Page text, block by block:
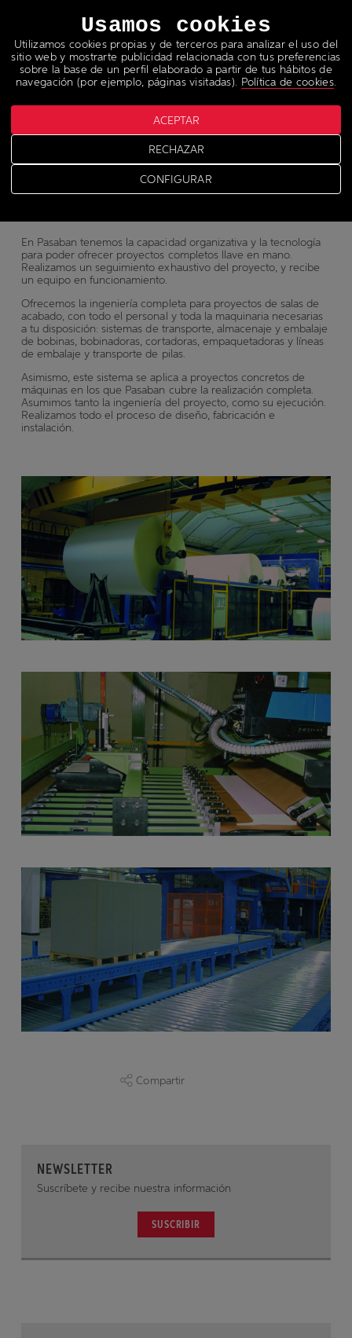
Llave en mano
En Pasaban tenemos la capacidad organizativa y la tecnología
para poder ofrecer proyectos completos llave en mano.
Realizamos un seguimiento exhaustivo del proyecto, y recibe
un equipo en funcionamiento.
Ofrecemos la ingeniería completa para proyectos de salas de
acabado, con todo el personal y toda la maquinaria necesarias
a tu disposición: sistemas de transporte, almacenaje y embalaje
de bobinas, bobinadoras, cortadoras, empaquetadoras y líneas
de embalaje y transporte de pilas.
Asimismo, este sistema se aplica a proyectos concretos de
máquinas en los que Pasaban cubre la realización completa.
Asumimos tanto la ingeniería del proyecto, como su ejecución.
Realizamos todo el proceso de diseño, fabricación e
instalación.
Compartir
NEWSLETTER
Suscríbete y recibe nuestra información
SUSCRIBIR
Usamos cookies
Utilizamos cookies propias y de terceros para analizar el uso del
sitio web y mostrarte publicidad relacionada con tus preferencias
sobre la base de un perfil elaborado a partir de tus hábitos de
navegación (por ejemplo, páginas visitadas). Política de cookies.
CONFIGURAR
RECHAZAR
ACEPTAR